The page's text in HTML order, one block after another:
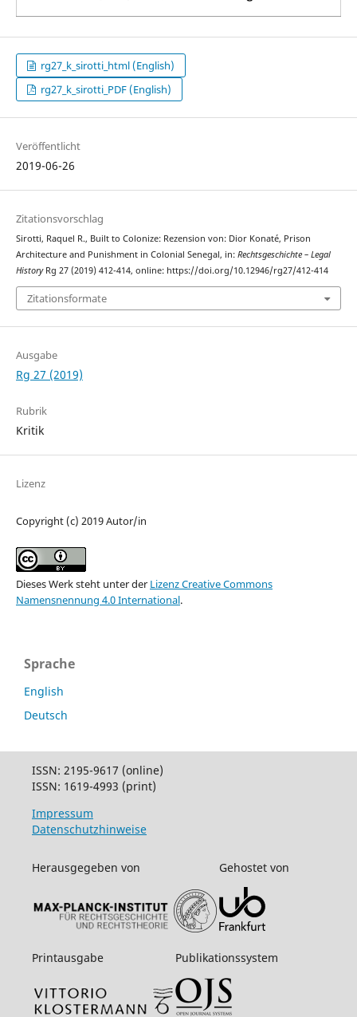
rg27_k_sirotti_html (English)
rg27_k_sirotti_PDF (English)
Veröffentlicht
2019-06-26
Zitationsvorschlag
Sirotti, Raquel R., Built to Colonize: Rezension von: Dior Konaté, Prison
Architecture and Punishment in Colonial Senegal, in: Rechtsgeschichte – Legal
HistoryRg 27 (2019) 412-414, online: https://doi.org/10.12946/rg27/412-414
Zitationsformate
Ausgabe
Rg 27 (2019)
Rubrik
Kritik
Lizenz
Copyright (c) 2019 Autor/in
Dieses Werk steht unter der Lizenz Creative Commons
Namensnennung 4.0 International.
Sprache
English
Deutsch
ISSN: 2195-9617 (online)
ISSN: 1619-4993 (print)
Impressum
Datenschutzhinweise
Herausgegeben von Gehostet von
Printausgabe Publikationssystem